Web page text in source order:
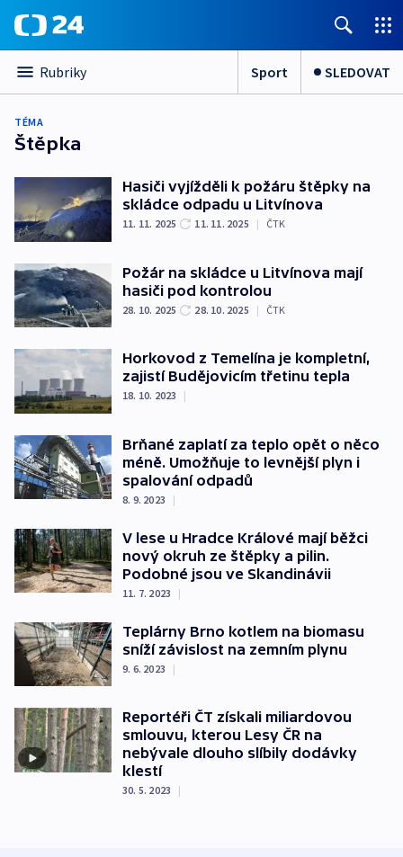
Rubriky Sport SLEDOVAT
TÉMA
Štěpka
Hasiči vyjížděli k požáru štěpky na
skládce odpadu u Litvínova
11. 11. 2025 11. 11. 2025 | ČTK
Požár na skládce u Litvínova mají
hasiči pod kontrolou
28. 10. 2025 28. 10. 2025 | ČTK
Horkovod z Temelína je kompletní,
zajistí Budějovicím třetinu tepla
18. 10. 2023 |
Brňané zaplatí za teplo opět o něco
méně. Umožňuje to levnější plyn i
spalování odpadů
8. 9. 2023 |
V lese u Hradce Králové mají běžci
nový okruh ze štěpky a pilin.
Podobné jsou ve Skandinávii
11. 7. 2023 |
Teplárny Brno kotlem na biomasu
sníží závislost na zemním plynu
9. 6. 2023 |
Reportéři ČT získali miliardovou
smlouvu, kterou Lesy ČR na
nebývale dlouho slíbily dodávky
klestí
30. 5. 2023 |